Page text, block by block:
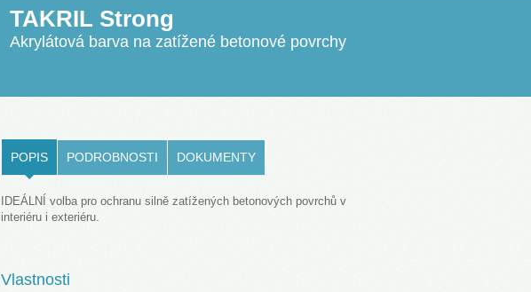
TAKRIL Strong
Akrylátová barva na zatížené betonové povrchy
POPIS PODROBNOSTI DOKUMENTY
IDEÁLNÍ volba pro ochranu silně zatížených betonových povrchů v
interiéru i exteriéru.
Vlastnosti